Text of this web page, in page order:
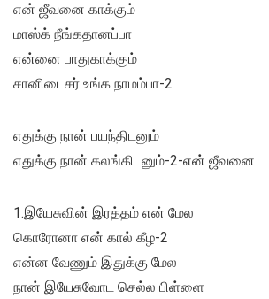
என் ஜீவனை காக்கும்
மாஸ்க் நீங்கதானப்பா
என்னை பாதுகாக்கும்
சானிடைசர் உங்க நாமம்பா-2
எதுக்கு நான் பயந்திடனும்
எதுக்கு நான் கலங்கிடனும்-2-என் ஜீவனை
1.இயேசுவின் இரத்தம் என் மேல
கொரோனா என் கால் கீழ-2
என்ன வேணும் இதுக்கு மேல
நான் இயேசுவோட செல்ல பிள்ளை